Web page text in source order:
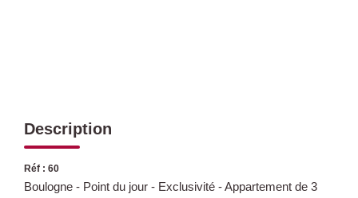
Description
Réf : 60
Boulogne - Point du jour - Exclusivité - Appartement de 3